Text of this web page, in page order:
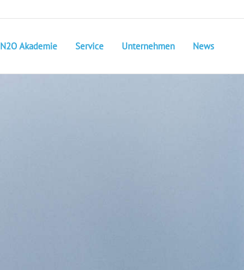
N2O Akademie Service Unternehmen News